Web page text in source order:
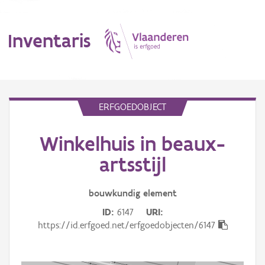
Inventaris
Erfgoedobject
ERFGOEDOBJECT
Winkelhuis in beaux-
artsstijl
bouwkundig element
ID 6147
URI
https://id.erfgoed.net/erfgoedobjecten/6147